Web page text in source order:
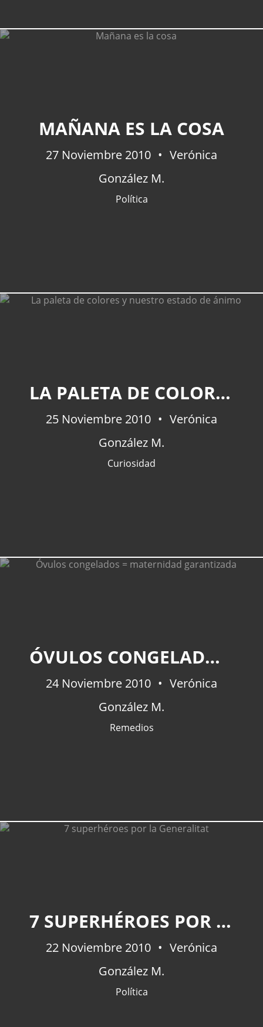
MAÑANA ES LA COSA
27 Noviembre 2010
Verónica
González M.
Política
LA PALETA DE COLORES Y NUESTRO ESTADO DE ÁNIMO
25 Noviembre 2010
Verónica
González M.
Curiosidad
ÓVULOS CONGELADOS = MATERNIDAD GARANTIZADA
24 Noviembre 2010
Verónica
González M.
Remedios
7 SUPERHÉROES POR LA GENERALITAT
22 Noviembre 2010
Verónica
González M.
Política